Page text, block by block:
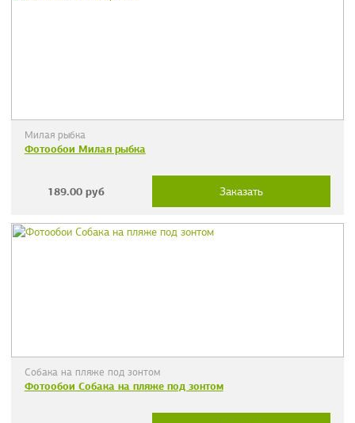
Милая рыбка
Фотообои Милая рыбка
189.00 руб Заказать
Собака на пляже под зонтом
Фотообои Собака на пляже под зонтом